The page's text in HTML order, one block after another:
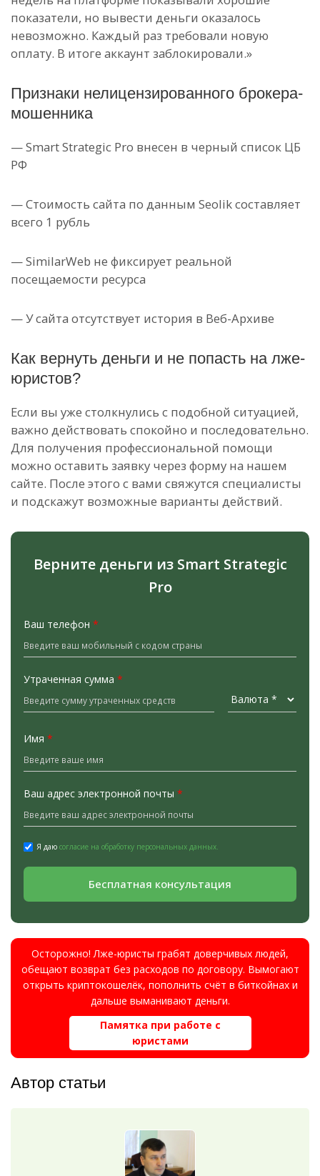
показатели, но вывести деньги оказалось
невозможно. Каждый раз требовали новую
оплату. В итоге аккаунт заблокировали.»
Признаки нелицензированного брокера-
мошенника
— Smart Strategic Pro внесен в черный список ЦБ
РФ
— Стоимость сайта по данным Seolik составляет
всего 1 рубль
— SimilarWeb не фиксирует реальной
посещаемости ресурса
— У сайта отсутствует история в Веб-Архиве
Как вернуть деньги и не попасть на лже-
юристов?
Если вы уже столкнулись с подобной ситуацией,
важно действовать спокойно и последовательно.
Для получения профессиональной помощи
можно оставить заявку через форму на нашем
сайте. После этого с вами свяжутся специалисты
и подскажут возможные варианты действий.
Верните деньги из Smart Strategic
Pro
Ваш телефон *
Утраченная сумма *
Имя *
Ваш адрес электронной почты *
Я даю согласие на обработку персональных данных.
Бесплатная консультация
Осторожно! Лже-юристы грабят доверчивых людей,
обещают возврат без расходов по договору. Вымогают
открыть криптокошелёк, пополнить счёт в биткойнах и
дальше выманивают деньги.
Памятка при работе с
юристами
Автор статьи